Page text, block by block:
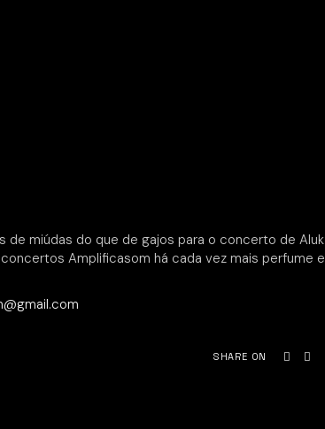
de miúdas do que de gajos para o concerto de Aluk
Amplificasom há cada vez mais perfume e
SHARE ON